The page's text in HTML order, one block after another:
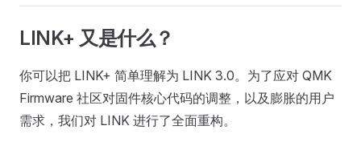
LINK+ 又是什么？
你可以把 LINK+ 简单理解为 LINK 3.0。为了应对 QMK
Firmware 社区对固件核心代码的调整，以及膨胀的用户
需求，我们对 LINK 进行了全面重构。